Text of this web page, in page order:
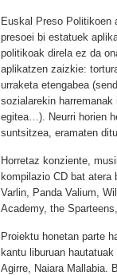
Euskal Preso Politikoen
presoei bi estatuek
politikoak direla ez da
aplikatzen zaizkie:
urraketa etengabea
sozialarekin
egitea…). Neurri horien
suntsitzea, eramaten
Horretaz konziente,
kompilazio CD bat atera
Varlin, Panda Valium,
Academy, the
Proiektu honetan parte
kantu liburuan
Agirre, Naiara Mallabia.